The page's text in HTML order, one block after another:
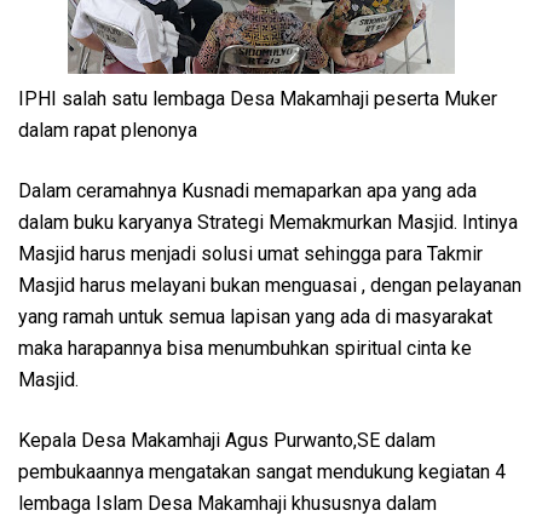
IPHI salah satu lembaga Desa Makamhaji peserta Muker
dalam rapat plenonya
Dalam ceramahnya Kusnadi memaparkan apa yang ada
dalam buku karyanya Strategi Memakmurkan Masjid. Intinya
Masjid harus menjadi solusi umat sehingga para Takmir
Masjid harus melayani bukan menguasai , dengan pelayanan
yang ramah untuk semua lapisan yang ada di masyarakat
maka harapannya bisa menumbuhkan spiritual cinta ke
Masjid.
Kepala Desa Makamhaji Agus Purwanto,SE dalam
pembukaannya mengatakan sangat mendukung kegiatan 4
lembaga Islam Desa Makamhaji khususnya dalam